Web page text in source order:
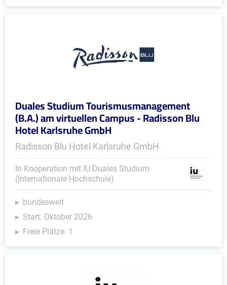
Duales Studium Tourismusmanagement
(B.A.) am virtuellen Campus - Radisson Blu
Hotel Karlsruhe GmbH
Radisson Blu Hotel Karlsruhe GmbH
In Kooperation mit IU Duales Studium
(Internationale Hochschule)
bundesweit
Start: Oktober 2026
Freie Plätze: 1